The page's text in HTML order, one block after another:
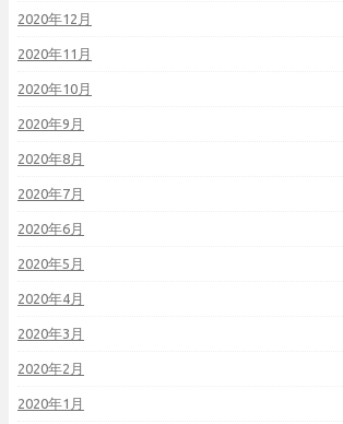
2020年12月
2020年11月
2020年10月
2020年9月
2020年8月
2020年7月
2020年6月
2020年5月
2020年4月
2020年3月
2020年2月
2020年1月